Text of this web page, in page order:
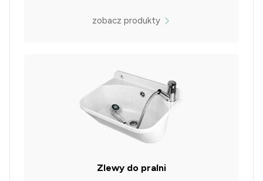
zobacz produkty
Zlewy do pralni